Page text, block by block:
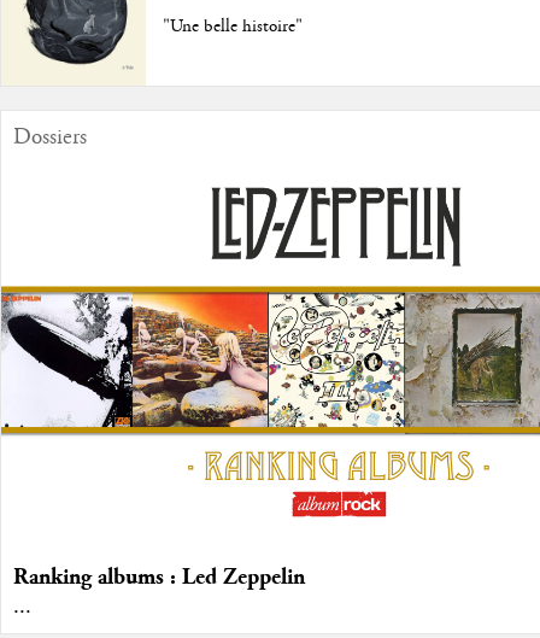
"Une belle histoire"
Dossiers
Ranking albums : Led Zeppelin
...